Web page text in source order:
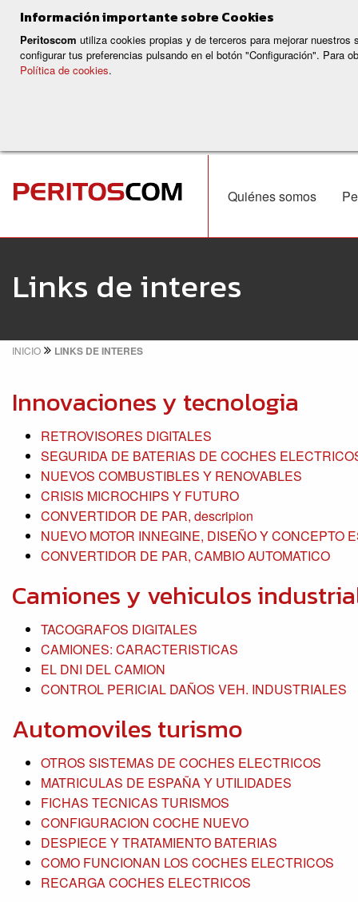
Información importante sobre Cookies
Peritoscom utiliza cookies propias y de terceros para mejorar
configurar tus preferencias pulsando en el botón "Configuración". Para
Política de cookies.
Quiénes somos
Links de interes
INICIO LINKS DE INTERES
Innovaciones y tecnologia
RETROVISORES DIGITALES
SEGURIDA DE BATERIAS DE COCHES
NUEVOS COMBUSTIBLES Y RENOVABLES
CRISIS MICROCHIPS Y FUTURO
CONVERTIDOR DE PAR, descripion
NUEVO MOTOR INNEGINE, DISEÑO Y CONCEPTO
CONVERTIDOR DE PAR, CAMBIO AUTOMATICO
Camiones y vehiculos
TACOGRAFOS DIGITALES
CAMIONES: CARACTERISTICAS
EL DNI DEL CAMION
CONTROL PERICIAL DAÑOS VEH. INDUSTRIALES
Automoviles turismo
OTROS SISTEMAS DE COCHES ELECTRICOS
MATRICULAS DE ESPAÑA Y UTILIDADES
FICHAS TECNICAS TURISMOS
CONFIGURACION COCHE NUEVO
DESPIECE Y TRATAMIENTO BATERIAS
COMO FUNCIONAN LOS COCHES ELECTRICOS
RECARGA COCHES ELECTRICOS